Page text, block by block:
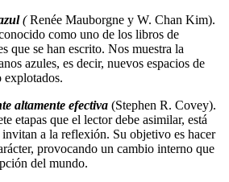
(Renée Mauborgne y W. Chan Kim).
como uno de los libros de
que se han escrito. Nos muestra la
azules, es decir, nuevos espacios de
explotados.
altamente efectiva (Stephen R. Covey).
etapas que el lector debe asimilar, está
invitan a la reflexión. Su objetivo es hacer
provocando un cambio interno que
del mundo.